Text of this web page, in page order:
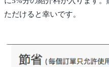
ただけると幸いです。